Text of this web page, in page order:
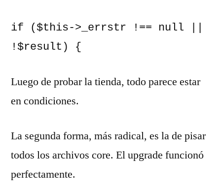
if ($this->_errstr !== null ||
!$result) {
Luego de probar la tienda, todo parece estar
en condiciones.
La segunda forma, más radical, es la de pisar
todos los archivos core. El upgrade funcionó
perfectamente.